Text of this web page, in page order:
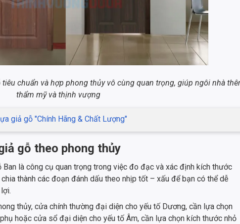
chuẩn và hợp phong thủy vô cùng quan trọng, giúp ngôi nhà
thẩm mỹ và thịnh vượng
giả gỗ "Chính Hãng & Chất Lượng"
gỗ theo phong thủy
Ban là công cụ quan trọng trong việc đo đạc và xác định kích thước
thành các đoạn đánh dấu theo nhịp tốt – xấu để bạn có thể dễ
thủy, cửa chính thường đại diện cho yếu tố Dương, cần lựa chọn
hoặc cửa sổ đại diện cho yếu tố Âm, cần lựa chọn kích thước nhỏ